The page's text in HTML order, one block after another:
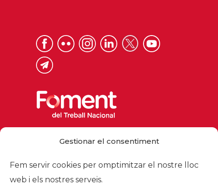
Gestionar el consentiment
Fem servir cookies per omptimitzar el nostre lloc
web i els nostres serveis.
foment@foment.com